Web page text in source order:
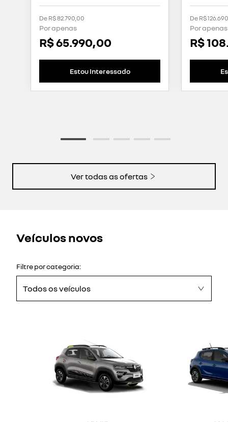
De R$ 82.790,00
Por apenas
R$ 65.990,00
Estou Interessado
De R$
Por apenas
R$
Ver todas as ofertas
Veículos novos
Filtre por categoria:
Todos os veículos